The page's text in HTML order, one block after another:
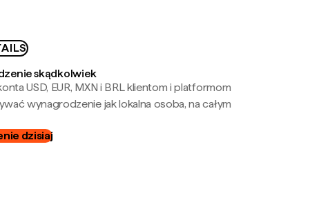
skądkolwiek
USD, EUR, MXN i BRL klientom i platformom
wynagrodzenie jak lokalna osoba, na całym
dzisiaj